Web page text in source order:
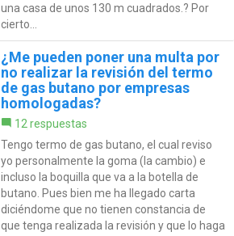
una casa de unos 130 m cuadrados.? Por
cierto...
¿Me pueden poner una multa por
no realizar la revisión del termo
de gas butano por empresas
homologadas?
12 respuestas
Tengo termo de gas butano, el cual reviso
yo personalmente la goma (la cambio) e
incluso la boquilla que va a la botella de
butano. Pues bien me ha llegado carta
diciéndome que no tienen constancia de
que tenga realizada la revisión y que lo haga